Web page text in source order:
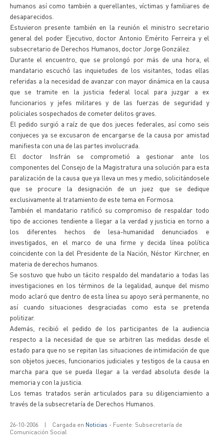
humanos así como también a querellantes, víctimas y familiares de
desaparecidos.
Estuvieron presente también en la reunión el ministro secretario
general del poder Ejecutivo, doctor Antonio Emérito Ferreira y el
subsecretario de Derechos Humanos, doctor Jorge González.
Durante el encuentro, que se prolongó por más de una hora, el
mandatario escuchó las inquietudes de los visitantes, todas ellas
referidas a la necesidad de avanzar con mayor dinámica en la causa
que se tramite en la justicia federal local para juzgar a ex
funcionarios y jefes militares y de las fuerzas de seguridad y
policiales sospechados de cometer delitos graves.
El pedido surgió a raíz de que dos jueces federales, así como seis
conjueces ya se excusaron de encargarse de la causa por amistad
manifiesta con una de las partes involucrada.
El doctor Insfrán se comprometió a gestionar ante los
componentes del Consejo de la Magistratura una solución para esta
paralización de la causa que ya lleva un mes y medio, solicitándosele
que se procure la designación de un juez que se dedique
exclusivamente al tratamiento de este tema en Formosa.
También el mandatario ratificó su compromiso de respaldar todo
tipo de acciones tendiente a llegar a la verdad y justicia en torno a
los diferentes hechos de lesa-humanidad denunciados e
investigados, en el marco de una firme y decida línea política
coincidente con la del Presidente de la Nación, Néstor Kirchner, en
materia de derechos humanos.
Se sostuvo que hubo un tácito respaldo del mandatario a todas las
investigaciones en los términos de la legalidad, aunque del mismo
modo aclaró que dentro de esta línea su apoyo será permanente, no
así cuando situaciones desgraciadas como esta se pretenda
politizar.
Además, recibió el pedido de los participantes de la audiencia
respecto a la necesidad de que se arbitren las medidas desde el
estado para que no se repitan las situaciones de intimidación de que
son objetos jueces, funcionarios judiciales y testigos de la causa en
marcha para que se pueda llegar a la verdad absoluta desde la
memoria y con la justicia.
Los temas tratados serán articulados para su diligenciamiento a
través de la subsecretaría de Derechos Humanos.
26-10-2006 | Cargada en Noticias - Fuente: Subsecretaría de
Comunicación Social